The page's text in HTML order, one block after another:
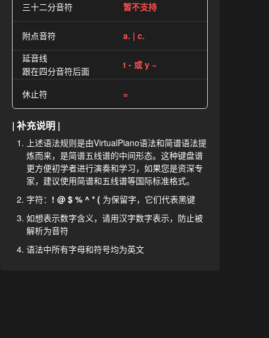
三十二分音符 暂不支持
附点音符
a. | c.
延音线
跟在四分音符后面
t - 或 y ~
休止符 =
| 补充说明 |
上述语法规则是由VirtualPiano语法和简谱语法提
炼而来，是简谱五线谱的中间形态。这种键盘谱
更方便初学者进行演奏和学习，如果您是资深专
家，建议使用简谱和五线谱等国际标准格式。
字符： ! @ $ % ^ * ( 为保留字，它们代表黑键
如想表示数字含义，请用汉字数字表示，防止被
解析为音符
语法中所有字母和符号均为英文